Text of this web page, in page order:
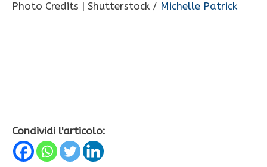
Photo Credits | Shutterstock / Michelle Patrick
Condividi l'articolo: